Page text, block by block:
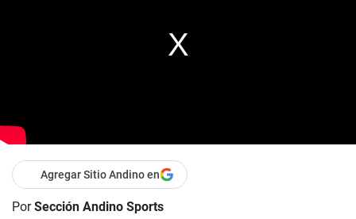
Agregar Sitio Andino en
PorSección Andino Sports